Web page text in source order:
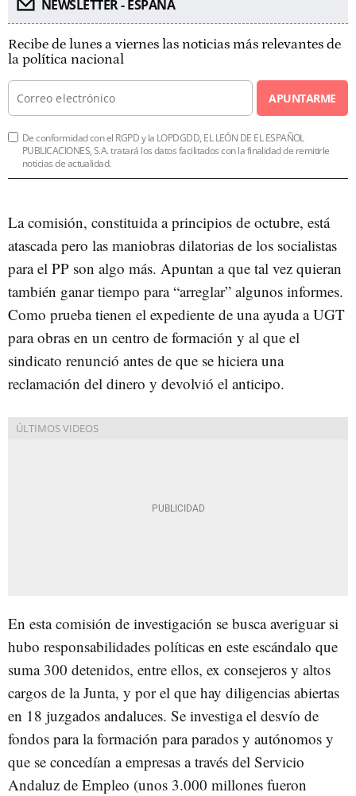
NEWSLETTER - ESPAÑA
Recibe de lunes a viernes las noticias más relevantes de
la política nacional
APUNTARME
De conformidad con el RGPD y la LOPDGDD, EL LEÓN DE EL ESPAÑOL
PUBLICACIONES, S.A. tratará los datos facilitados con la finalidad de remitirle
noticias de actualidad.
La comisión, constituida a principios de octubre, está
atascada pero las maniobras dilatorias de los socialistas
para el PP son algo más. Apuntan a que tal vez quieran
también ganar tiempo para “arreglar” algunos informes.
Como prueba tienen el expediente de una ayuda a UGT
para obras en un centro de formación y al que el
sindicato renunció antes de que se hiciera una
reclamación del dinero y devolvió el anticipo.
En esta comisión de investigación se busca averiguar si
hubo responsabilidades políticas en este escándalo que
suma 300 detenidos, entre ellos, ex consejeros y altos
cargos de la Junta, y por el que hay diligencias abiertas
en 18 juzgados andaluces. Se investiga el desvío de
fondos para la formación para parados y autónomos y
que se concedían a empresas a través del Servicio
Andaluz de Empleo (unos 3.000 millones fueron